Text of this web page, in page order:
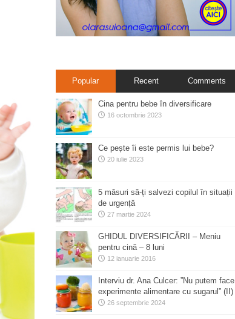
Popular Recent Comments
Cina pentru bebe în diversificare
16 octombrie 2023
Ce pește îi este permis lui bebe?
20 iulie 2023
5 măsuri să-ți salvezi copilul în situații
de urgență
27 martie 2024
GHIDUL DIVERSIFICĂRII – Meniu
pentru cină – 8 luni
12 ianuarie 2016
Interviu dr. Ana Culcer: ”Nu putem face
experimente alimentare cu sugarul” (II)
26 septembrie 2024